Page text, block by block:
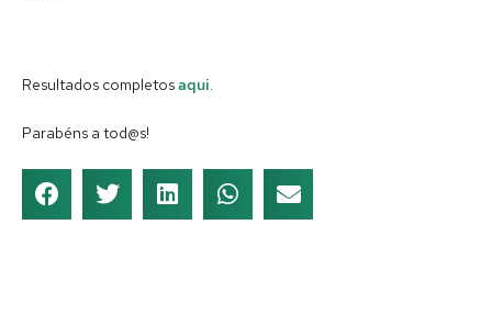
Resultados completosaqui.
Parabéns a tod@s!